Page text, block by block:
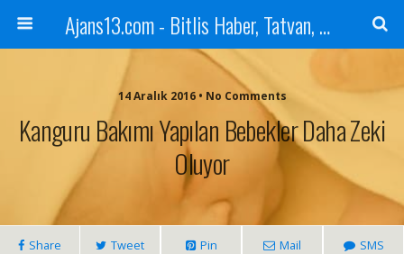
Ajans13.com - Bitlis Haber, Tatvan, Ahlat, Adilcevaz, Mutki, Hizan, Güroymak, Gazete, Ajans, 13, Haber
14 Aralık 2016 • No Comments
Kanguru Bakımı Yapılan Bebekler Daha Zeki
Oluyor
Share Tweet Pin Mail SMS